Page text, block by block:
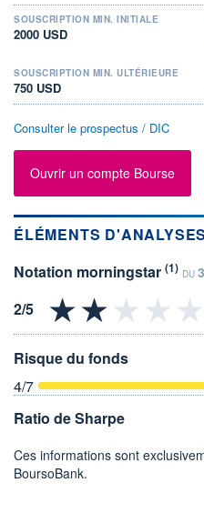
SOUSCRIPTION MIN. INITIALE
2000 USD
SOUSCRIPTION MIN. ULTÉRIEURE
750 USD
Consulter le prospectus / DIC
Ouvrir un compte Bourse
ÉLÉMENTS D'ANALYSES
Notation morningstar (1) DU
Risque du fonds
4/7
Ratio de Sharpe
Ces informations sont
BoursoBank.